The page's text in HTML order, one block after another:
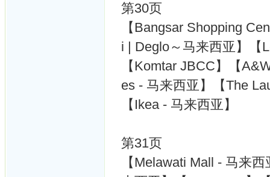
第30页
【Bangsar Shopping
i | Deglo～马来西亚】【
【Komtar JBCC】【
es - 马来西亚】【The
【Ikea - 马来西亚】
第31页
【Melawati Mall - 马来